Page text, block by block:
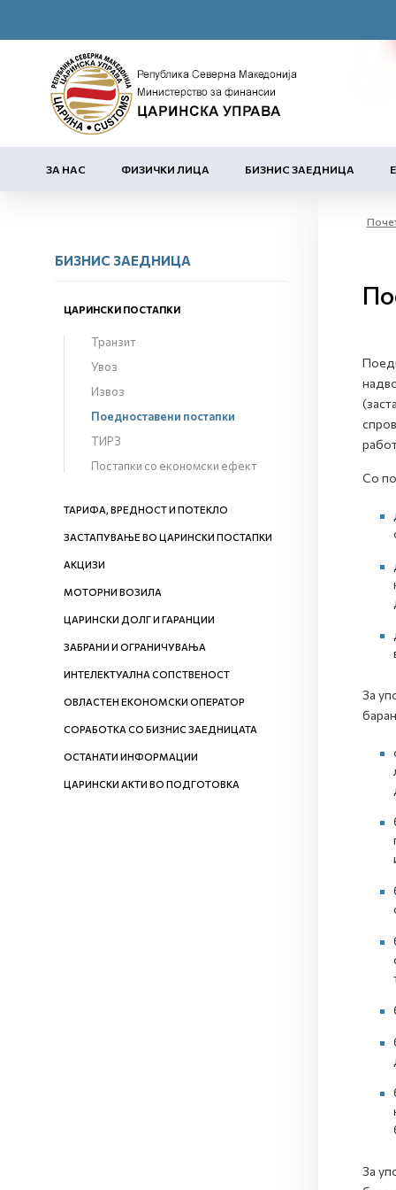
ЗА НАС ФИЗИЧКИ ЛИЦА БИЗНИС ЗАЕДНИЦА
БИЗНИС ЗАЕДНИЦА
ЦАРИНСКИ ПОСТАПКИ
Транзит
Увоз
Извоз
Поедноставени постапки
ТИРЗ
Постапки со економски ефект
ТАРИФА, ВРЕДНОСТ И ПОТЕКЛО
ЗАСТАПУВАЊЕ ВО ЦАРИНСКИ ПОСТАПКИ
АКЦИЗИ
МОТОРНИ ВОЗИЛА
ЦАРИНСКИ ДОЛГ И ГАРАНЦИИ
ЗАБРАНИ И ОГРАНИЧУВАЊА
ИНТЕЛЕКТУАЛНА СОПСТВЕНОСТ
ОВЛАСТЕН ЕКОНОМСКИ ОПЕРАТОР
СОРАБОТКА СО БИЗНИС ЗАЕДНИЦАТА
ОСТАНАТИ ИНФОРМАЦИИ
ЦАРИНСКИ АКТИ ВО ПОДГОТОВКА
Со
За
За